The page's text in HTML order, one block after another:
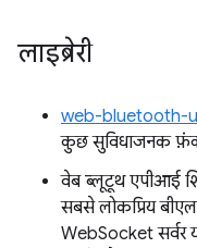
लाइब्रेरी
web-bluetooth-
कुछ सुविधाजनक
वेब ब्लूटूथ एपीआई
सबसे लोकप्रिय
WebSocket सर्वर